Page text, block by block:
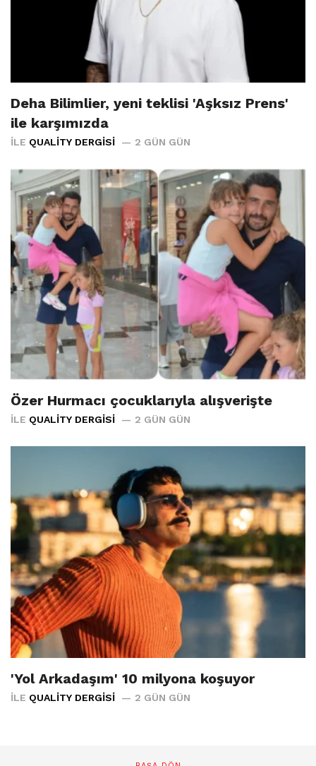
Deha Bilimlier, yeni teklisi 'Aşksız Prens'
ile karşımızda
İLE QUALITY DERGISI 2 GÜN GÜN
Özer Hurmacı çocuklarıyla alışverişte
İLE QUALITY DERGISI 2 GÜN GÜN
'Yol Arkadaşım' 10 milyona koşuyor
İLE QUALITY DERGISI 2 GÜN GÜN